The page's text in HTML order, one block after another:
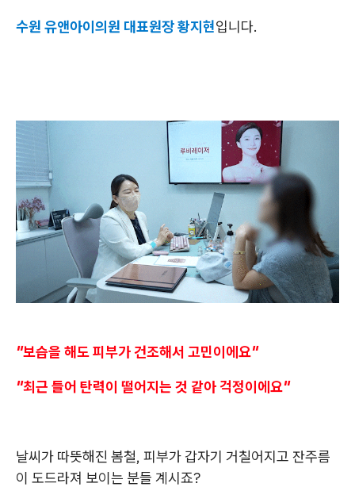
수원 유앤아이의원 대표원장 황지현입니다.
"보습을 해도 피부가 건조해서 고민이에요"
"최근 들어 탄력이 떨어지는 것 같아 걱정이에요"
날씨가 따뜻해진 봄철, 피부가 갑자기 거칠어지고 잔주름
이 도드라져 보이는 분들 계시죠?